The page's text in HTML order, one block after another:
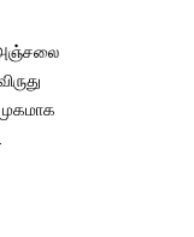
அஞ்சலை